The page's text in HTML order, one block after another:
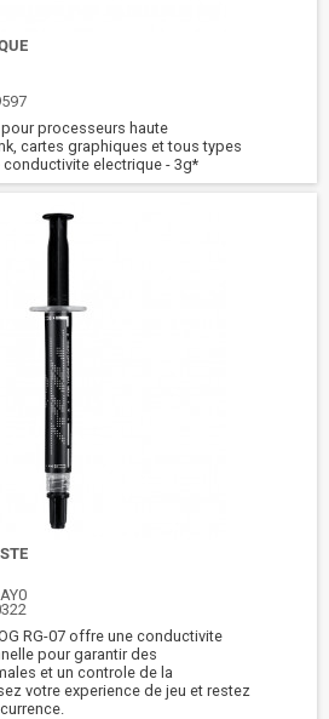
pour processeurs haute
cartes graphiques et tous types
electrique - 3g*
RG-07 offre une conductivite
pour garantir des
et un controle de la
votre experience de jeu et restez